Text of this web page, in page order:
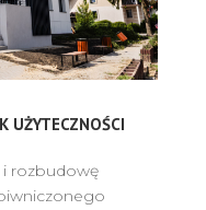
UŻYTECZNOŚCI
rozbudowę